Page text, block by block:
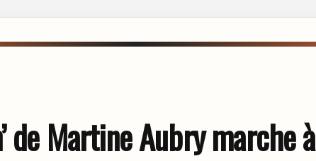
de Martine Aubry marche à